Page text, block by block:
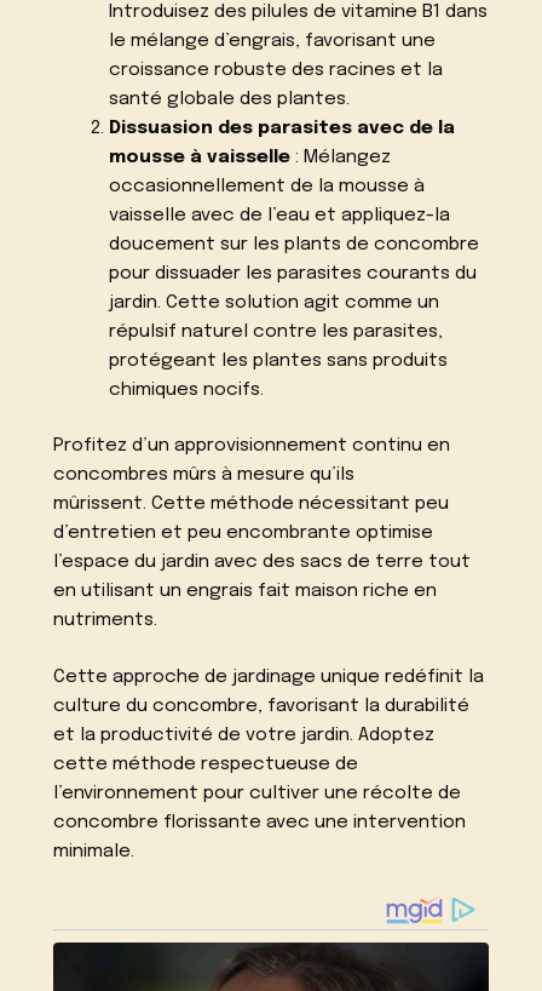
Introduisez des pilules de vitamine B1 dans
le mélange d’engrais, favorisant une
croissance robuste des racines et la
santé globale des plantes.
Dissuasion des parasites avec de la
mousse à vaisselle: Mélangez
occasionnellement de la mousse à
vaisselle avec de l’eau et appliquez-la
doucement sur les plants de concombre
pour dissuader les parasites courants du
jardin. Cette solution agit comme un
répulsif naturel contre les parasites,
protégeant les plantes sans produits
chimiques nocifs.
Profitez d’un approvisionnement continu en
concombres mûrs à mesure qu’ils
mûrissent. Cette méthode nécessitant peu
d’entretien et peu encombrante optimise
l’espace du jardin avec des sacs de terre tout
en utilisant un engrais fait maison riche en
nutriments.
Cette approche de jardinage unique redéfinit la
culture du concombre, favorisant la durabilité
et la productivité de votre jardin. Adoptez
cette méthode respectueuse de
l’environnement pour cultiver une récolte de
concombre florissante avec une intervention
minimale.